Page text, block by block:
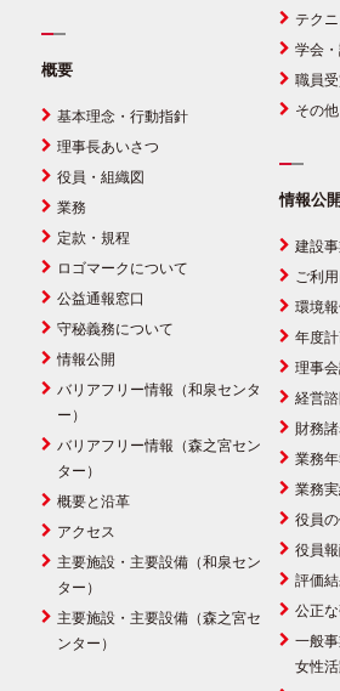
概要
基本理念・行動指針
理事長あいさつ
役員・組織図
業務
定款・規程
ロゴマークについて
公益通報窓口
守秘義務について
情報公開
バリアフリー情報（和泉センタ
ー）
バリアフリー情報（森之宮セン
ター）
概要と沿革
アクセス
主要施設・主要設備（和泉セン
ター）
主要施設・主要設備（森之宮セ
ンター）
テク
学会
職員
その他
情報公開
建設
ご利
環境
年度
理事
経営
財務
業務
業務
役員
役員
評価
公正
一般
女性活